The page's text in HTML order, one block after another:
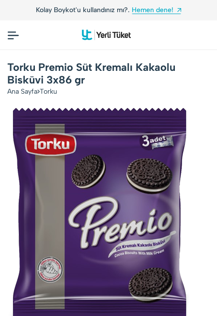
Kolay Boykot'u kullandınız mı?. Hemen dene!
Torku Premio Süt Kremalı Kakaolu
Bisküvi 3x86 gr
Ana Sayfa Torku